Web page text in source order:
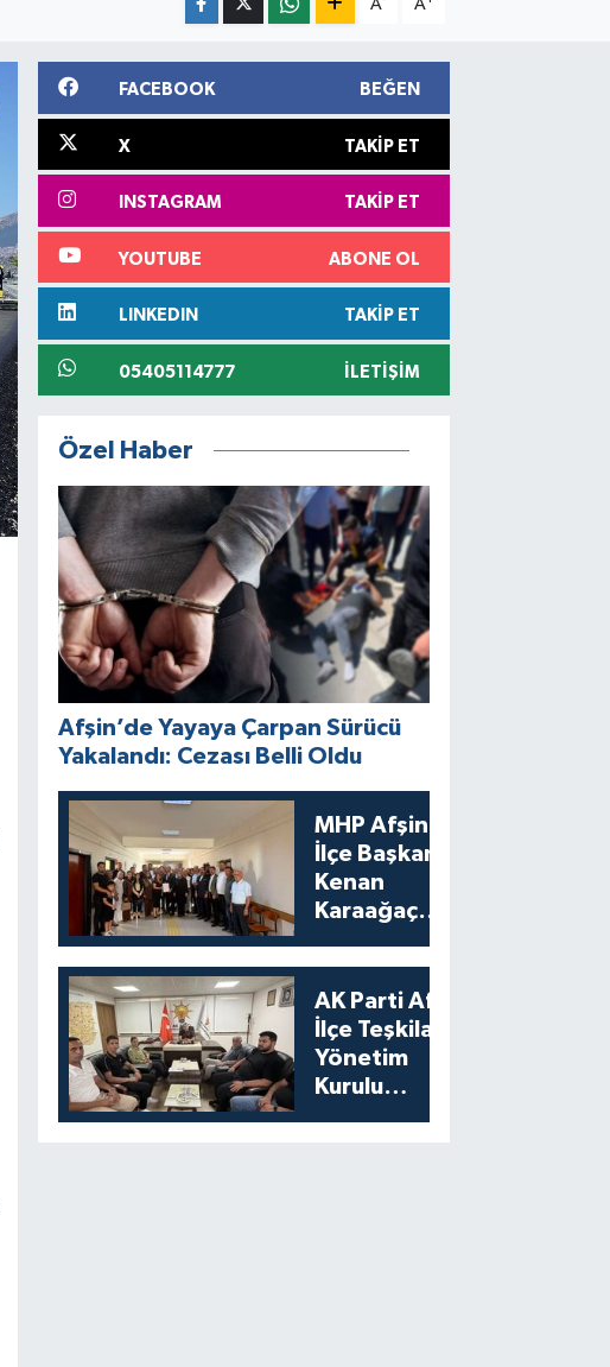
A A
FACEBOOK BEĞEN
X TAKIP ET
INSTAGRAM TAKIP ET
YOUTUBE ABONE OL
LINKEDIN TAKIP ET
05405114777 İLETIŞIM
Özel Haber
Afşin’de Yayaya Çarpan Sürücü
Yakalandı: Cezası Belli Oldu
MHP Afşin
İlçe Başkanı
Kenan
Karaağaç
Aldı
AK Parti Afşin
İlçe Teşkilatı
Yönetim
Kurulu